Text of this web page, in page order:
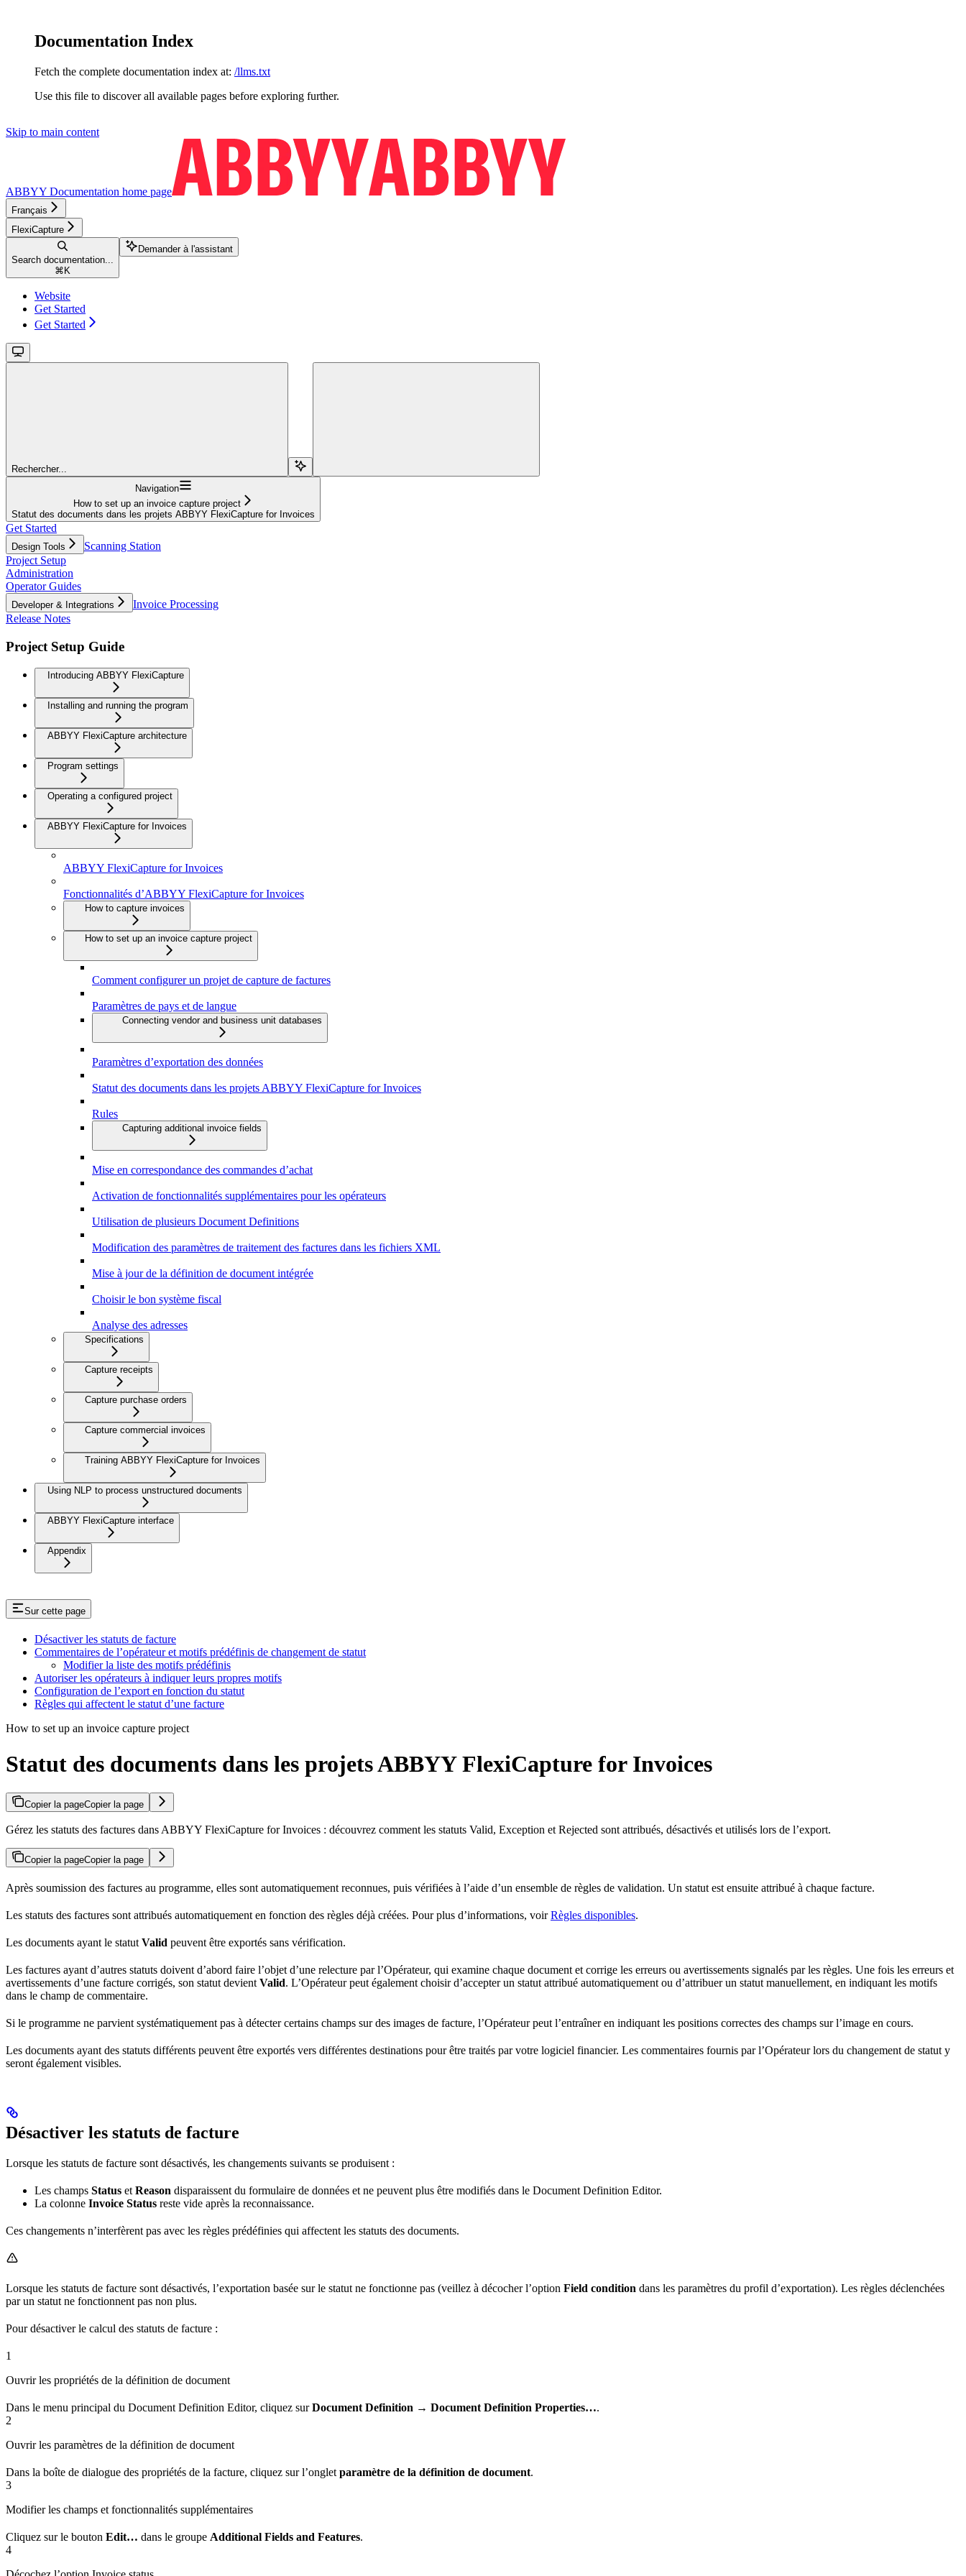
Documentation Index
Fetch the complete documentation index at: /llms.txt
Use this file to discover all available pages before exploring further.
Skip to main content
ABBYY Documentation home page
Français
FlexiCapture
Search documentation...
⌘ K
Demander à l'assistant
Website
Get Started
Get Started
Rechercher...
Navigation
How to set up an invoice capture project
Statut des documents dans les projets ABBYY FlexiCapture for Invoices
Get Started
Design Tools
Scanning Station
Project Setup
Administration
Operator Guides
Developer & Integrations
Invoice Processing
Release Notes
Project Setup Guide
Introducing ABBYY FlexiCapture
Installing and running the program
ABBYY FlexiCapture architecture
Program settings
Operating a configured project
ABBYY FlexiCapture for Invoices
ABBYY FlexiCapture for Invoices
Fonctionnalités d’ABBYY FlexiCapture for Invoices
How to capture invoices
How to set up an invoice capture project
Comment configurer un projet de capture de factures
Paramètres de pays et de langue
Connecting vendor and business unit databases
Paramètres d’exportation des données
Statut des documents dans les projets ABBYY FlexiCapture for Invoices
Rules
Capturing additional invoice fields
Mise en correspondance des commandes d’achat
Activation de fonctionnalités supplémentaires pour les opérateurs
Utilisation de plusieurs Document Definitions
Modification des paramètres de traitement des factures dans les fichiers XML
Mise à jour de la définition de document intégrée
Choisir le bon système fiscal
Analyse des adresses
Specifications
Capture receipts
Capture purchase orders
Capture commercial invoices
Training ABBYY FlexiCapture for Invoices
Using NLP to process unstructured documents
ABBYY FlexiCapture interface
Appendix
Sur cette page
Désactiver les statuts de facture
Commentaires de l’opérateur et motifs prédéfinis de changement de statut
Modifier la liste des motifs prédéfinis
Autoriser les opérateurs à indiquer leurs propres motifs
Configuration de l’export en fonction du statut
Règles qui affectent le statut d’une facture
How to set up an invoice capture project
Statut des documents dans les projets ABBYY FlexiCapture for Invoices
Copier la pageCopier la page
Gérez les statuts des factures dans ABBYY FlexiCapture for Invoices : découvrez comment les statuts Valid, Exception et Rejected sont attribués, désactivés et utilisés lors de l’export.
Copier la pageCopier la page
Après soumission des factures au programme, elles sont automatiquement reconnues, puis vérifiées à l’aide d’un ensemble de règles de validation. Un statut est ensuite attribué à chaque facture.
Les statuts des factures sont attribués automatiquement en fonction des règles déjà créées. Pour plus d’informations, voirRègles disponibles.
Les documents ayant le statut Valid peuvent être exportés sans vérification.
Les factures ayant d’autres statuts doivent d’abord faire l’objet d’une relecture par l’Opérateur, qui examine chaque document et corrige les erreurs ou avertissements signalés par les règles. Une fois les erreurs et
avertissements d’une facture corrigés, son statut devient Valid. L’Opérateur peut également choisir d’accepter un statut attribué automatiquement ou d’attribuer un statut manuellement, en indiquant les motifs
dans le champ de commentaire.
Si le programme ne parvient systématiquement pas à détecter certains champs sur des images de facture, l’Opérateur peut l’entraîner en indiquant les positions correctes des champs sur l’image en cours.
Les documents ayant des statuts différents peuvent être exportés vers différentes destinations pour être traités par votre logiciel financier. Les commentaires fournis par l’Opérateur lors du changement de statut y
seront également visibles.
Désactiver les statuts de facture
Lorsque les statuts de facture sont désactivés, les changements suivants se produisent :
Les champs Status et Reason disparaissent du formulaire de données et ne peuvent plus être modifiés dans le Document Definition Editor.
La colonne Invoice Status reste vide après la reconnaissance.
Ces changements n’interfèrent pas avec les règles prédéfinies qui affectent les statuts des documents.
Lorsque les statuts de facture sont désactivés, l’exportation basée sur le statut ne fonctionne pas (veillez à décocher l’option Field condition dans les paramètres du profil d’exportation). Les règles déclenchées
par un statut ne fonctionnent pas non plus.
Pour désactiver le calcul des statuts de facture :
1
Ouvrir les propriétés de la définition de document
Dans le menu principal du Document Definition Editor, cliquez surDocument Definition → Document Definition Properties….
2
Ouvrir les paramètres de la définition de document
Dans la boîte de dialogue des propriétés de la facture, cliquez sur l’onglet paramètre de la définition de document.
3
Modifier les champs et fonctionnalités supplémentaires
Cliquez sur le bouton Edit… dans le groupe Additional Fields and Features.
4